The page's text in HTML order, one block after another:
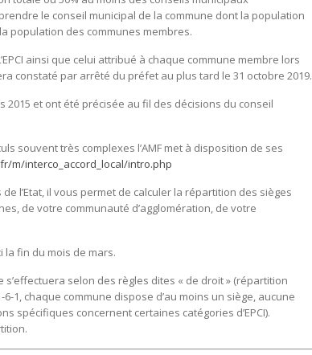
le conseil municipal de la commune dont la population
population des communes membres.
ainsi que celui attribué à chaque commune membre lors
constaté par arrêté du préfet au plus tard le 31 octobre 2019.
et ont été précisée au fil des décisions du conseil
souvent très complexes l’AMF met à disposition de ses
m/interco_accord_local/intro.php
l’Etat, il vous permet de calculer la répartition des sièges
de votre communauté d’agglomération, de votre
la fin du mois de mars.
selon des règles dites « de droit » (répartition
1, chaque commune dispose d’au moins un siège, aucune
spécifiques concernent certaines catégories d’EPCI).